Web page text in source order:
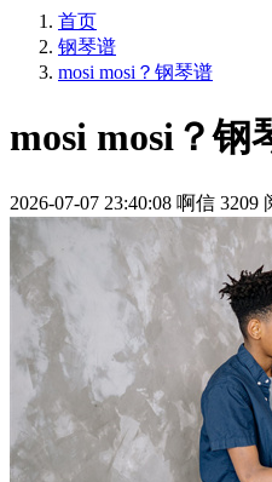
首页
钢琴谱
mosi mosi？钢琴谱
mosi mosi？钢
2026-07-07 23:40:08 啊信 3209